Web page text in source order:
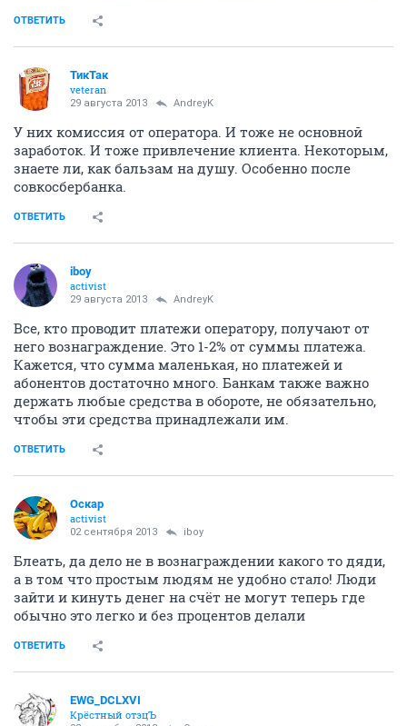
ОТВЕТИТЬ
ТикТак
veteran
29 августа 2013 AndreyK
У них комиссия от оператора. И тоже не основной
заработок. И тоже привлечение клиента. Некоторым,
знаете ли, как бальзам на душу. Особенно после
совкосбербанка.
ОТВЕТИТЬ
iboy
activist
29 августа 2013 AndreyK
Все, кто проводит платежи оператору, получают от
него вознаграждение. Это 1-2% от суммы платежа.
Кажется, что сумма маленькая, но платежей и
абонентов достаточно много. Банкам также важно
держать любые средства в обороте, не обязательно,
чтобы эти средства принадлежали им.
ОТВЕТИТЬ
Оскар
activist
02 сентября 2013 iboy
Блеать, да дело не в вознаграждении какого то дяди,
а в том что простым людям не удобно стало! Люди
зайти и кинуть денег на счёт не могут теперь где
обычно это легко и без процентов делали
ОТВЕТИТЬ
EWG_DCLXVI
Крёстный отэцЪ